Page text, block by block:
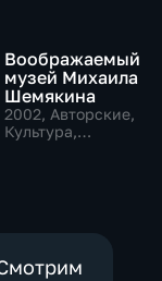
Воображаемый
музей Михаила
Шемякина
2002, Авторские,
Культура,